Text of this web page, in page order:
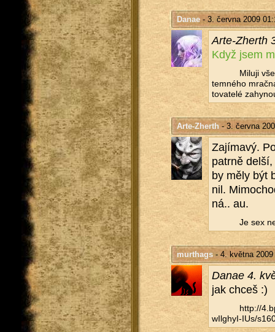
Danae- 3. června 2009
Ar­te-Zherth
Když jsem
Mi­lu­ji
tem­né­ho
to­va­te­lé
Arte-Zherth - 3. června
Za­jí­ma­vý.
pa­tr­ně
by měly být
nil.
ná.. au.
Je sex
murthags- 4. května 2009
Danae 4.
jak chceš :)
http://​
wIlghyI-IUs/​